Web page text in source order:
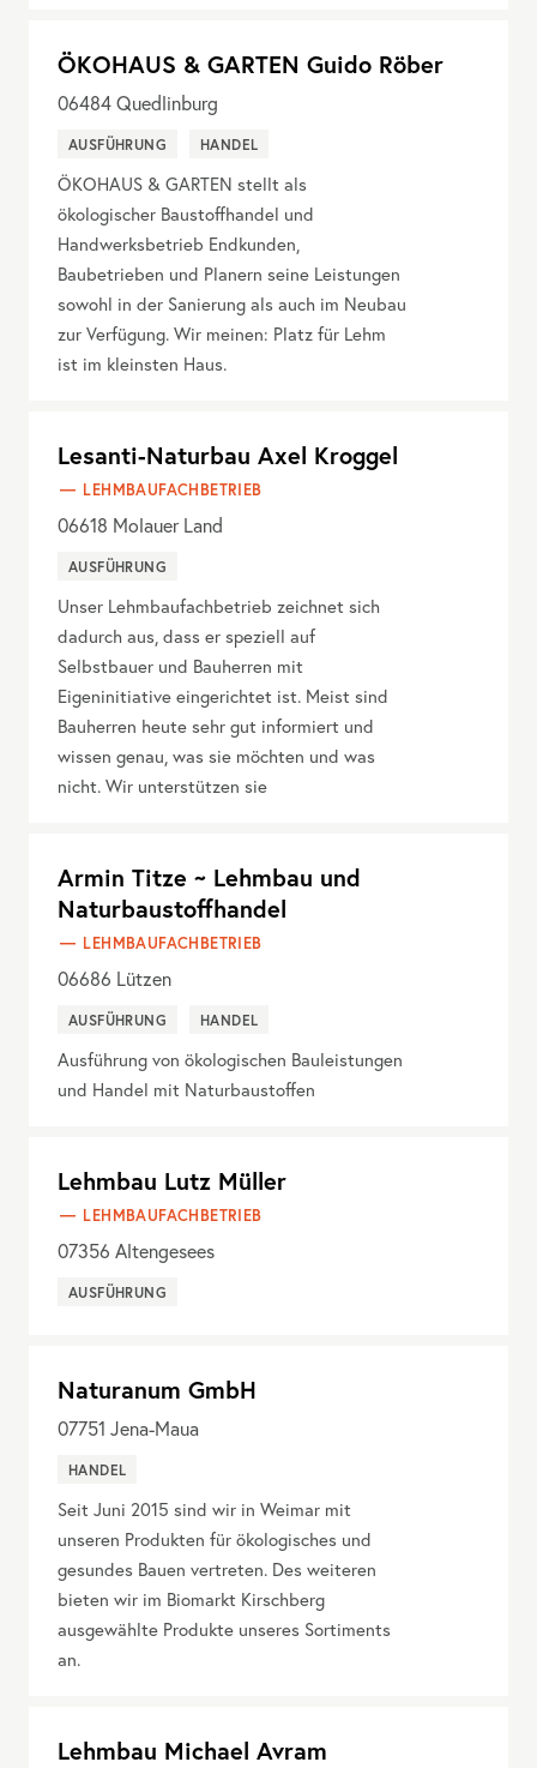
ÖKOHAUS & GARTEN Guido Röber
06484Quedlinburg
AUSFÜHRUNG HANDEL
ÖKOHAUS & GARTEN stellt als
ökologischer Baustoffhandel und
Handwerksbetrieb Endkunden,
Baubetrieben und Planern seine Leistungen
sowohl in der Sanierung als auch im Neubau
zur Verfügung. Wir meinen: Platz für Lehm
ist im kleinsten Haus.
Lesanti-Naturbau Axel Kroggel
LEHMBAUFACHBETRIEB
06618 Molauer Land
AUSFÜHRUNG
Unser Lehmbaufachbetrieb zeichnet sich
dadurch aus, dass er speziell auf
Selbstbauer und Bauherren mit
Eigeninitiative eingerichtet ist. Meist sind
Bauherren heute sehr gut informiert und
wissen genau, was sie möchten und was
nicht. Wir unterstützen sie
Armin Titze ~ Lehmbau und
Naturbaustoffhandel
LEHMBAUFACHBETRIEB
06686 Lützen
AUSFÜHRUNG HANDEL
Ausführung von ökologischen Bauleistungen
und Handel mit Naturbaustoffen
Lehmbau Lutz Müller
LEHMBAUFACHBETRIEB
07356 Altengesees
AUSFÜHRUNG
Naturanum GmbH
07751 Jena-Maua
HANDEL
Seit Juni 2015 sind wir in Weimar mit
unseren Produkten für ökologisches und
gesundes Bauen vertreten. Des weiteren
bieten wir im Biomarkt Kirschberg
ausgewählte Produkte unseres Sortiments
an.
Lehmbau Michael Avram